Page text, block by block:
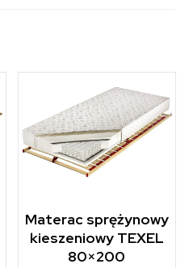
Materac sprężynowy
kieszeniowy TEXEL
80×200